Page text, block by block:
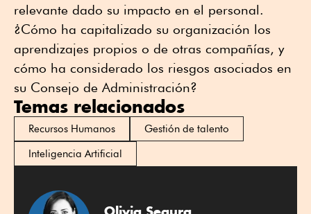
relevante dado su impacto en el personal.
¿Cómo ha capitalizado su organización los
aprendizajes propios o de otras compañías, y
cómo ha considerado los riesgos asociados en
su Consejo de Administración?
Temas relacionados
Recursos Humanos
Gestión de talento
Inteligencia Artificial